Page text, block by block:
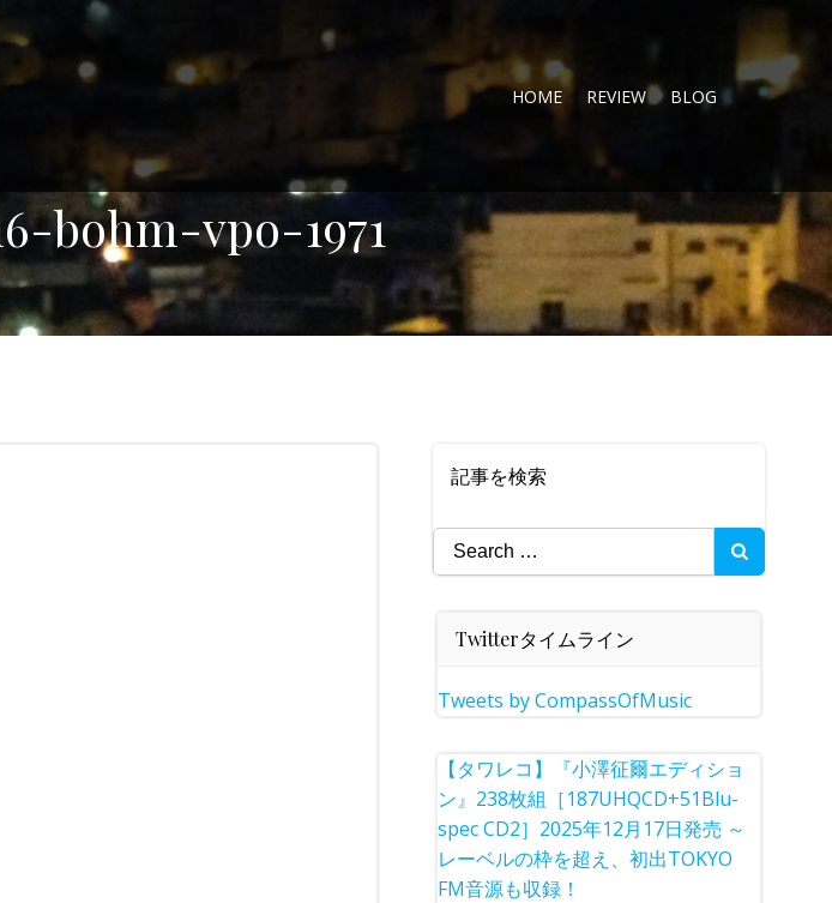
HOME REVIEW BLOG
bohm-vpo-1971
記事を検索
Search
for:
Twitterタイムライン
Tweets by CompassOfMusic
【タワレコ】『小澤征爾エディショ
ン』238枚組［187UHQCD+51Blu-
spec CD2］2025年12月17日発売 ～
レーベルの枠を超え、初出TOKYO
FM音源も収録！